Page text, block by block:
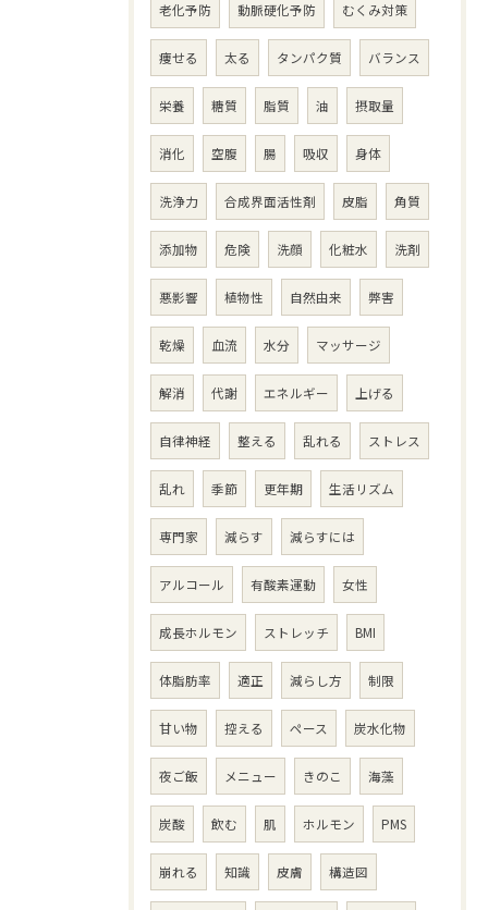
老化予防 動脈硬化予防 むくみ対策
痩せる 太る タンパク質 バランス
栄養 糖質 脂質 油 摂取量
消化 空腹 腸 吸収 身体
洗浄力 合成界面活性剤 皮脂 角質
添加物 危険 洗顔 化粧水 洗剤
悪影響 植物性 自然由来 弊害
乾燥 血流 水分 マッサージ
解消 代謝 エネルギー 上げる
自律神経 整える 乱れる ストレス
乱れ 季節 更年期 生活リズム
専門家 減らす 減らすには
アルコール 有酸素運動 女性
成長ホルモン ストレッチ BMI
体脂肪率 適正 減らし方 制限
甘い物 控える ペース 炭水化物
夜ご飯 メニュー きのこ 海藻
炭酸 飲む 肌 ホルモン PMS
崩れる 知識 皮膚 構造図